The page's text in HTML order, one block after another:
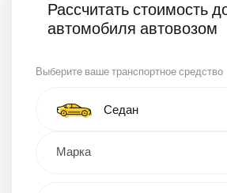
Рассчитать стоимость
автомобиля автовозом
Выберите ваше транспортное средство
Тип автомобиля
Седан
Кроссовер